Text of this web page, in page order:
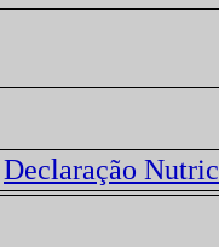
Declaração